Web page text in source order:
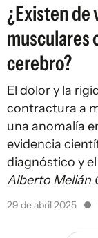
¿Existen
musculares
cerebro?
El dolor y la
contractura a
una anomalía
evidencia
diagnóstico y
Alberto Melián
29 de abril 2025